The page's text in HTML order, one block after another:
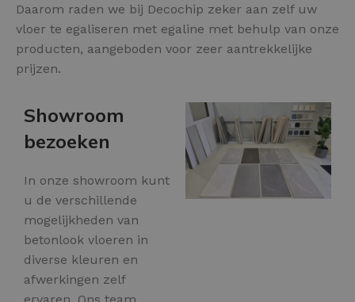
Daarom raden we bij Decochip zeker aan zelf uw
vloer te egaliseren met egaline met behulp van onze
producten, aangeboden voor zeer aantrekkelijke
prijzen.
Showroom
bezoeken
In onze showroom kunt
u de verschillende
mogelijkheden van
betonlook vloeren in
diverse kleuren en
afwerkingen zelf